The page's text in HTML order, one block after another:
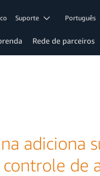
Suporte
Rede de parceiros
adiciona
de